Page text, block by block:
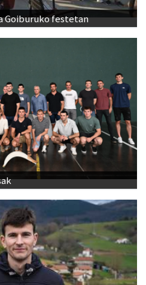
Goiburuko festetan